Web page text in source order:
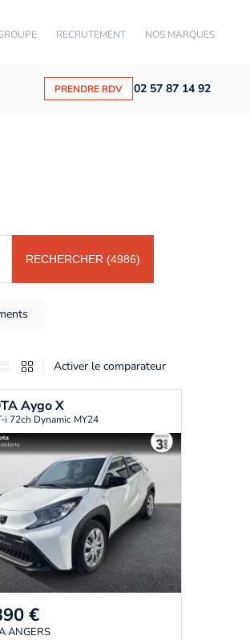
RECRUTEMENT NOS MARQUES
PRENDRE RDV 02 57 87 14 92
RECHERCHER (4986)
Activer le comparateur
Aygo X
i 72ch Dynamic MY24
€
ANGERS